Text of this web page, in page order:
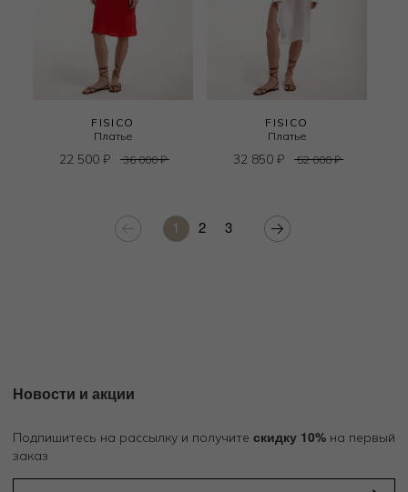
FISICO
Платье
22 500 ₽ 36 000₽
FISICO
Платье
32 850 ₽ 52 000₽
1 2 3
Новости и акции
Подпишитесь на рассылку и получите скидку 10% на первый
заказ